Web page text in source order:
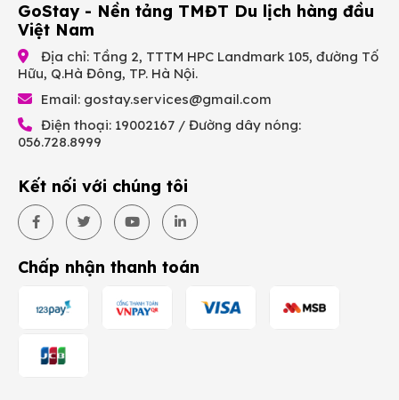
GoStay - Nền tảng TMĐT Du lịch hàng đầu
Việt Nam
Địa chỉ: Tầng 2, TTTM HPC Landmark 105, đường Tố
Hữu, Q.Hà Đông, TP. Hà Nội.
Email: gostay.services@gmail.com
Điện thoại: 19002167 / Đường dây nóng:
056.728.8999
Kết nối với chúng tôi
Chấp nhận thanh toán